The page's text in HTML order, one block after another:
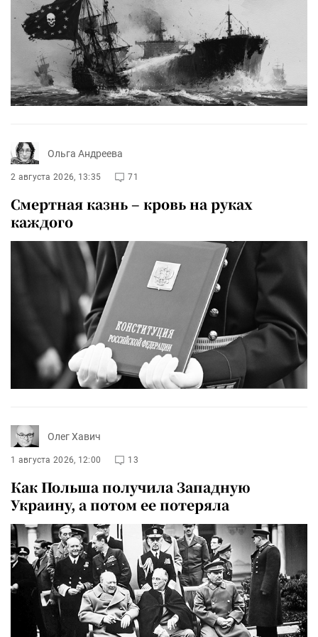
Ольга Андреева
2 августа 2026, 13:35 71
Смертная казнь – кровь на руках
каждого
Олег Хавич
1 августа 2026, 12:00 13
Как Польша получила Западную
Украину, а потом ее потеряла